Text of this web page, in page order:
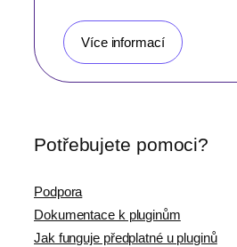
Více informací
Potřebujete pomoci?
Podpora
Dokumentace k pluginům
Jak funguje předplatné u pluginů